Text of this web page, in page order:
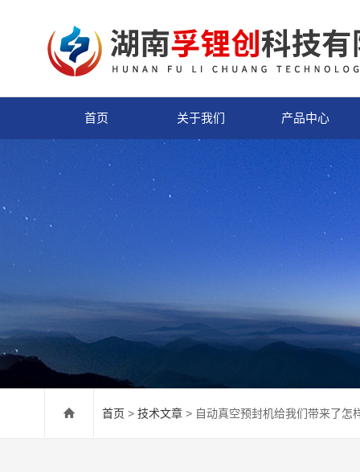
首页 关于我们 产品中心
首页 > 技术文章 > 自动真空预封机给我们带来了怎